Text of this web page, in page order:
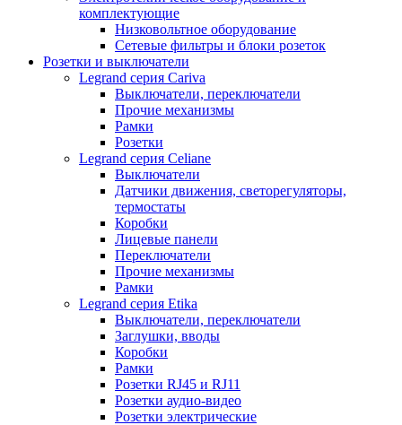
комплектующие
Низковольтное оборудование
Сетевые фильтры и блоки розеток
Розетки и выключатели
Legrand серия Cariva
Выключатели, переключатели
Прочие механизмы
Рамки
Розетки
Legrand серия Celiane
Выключатели
Датчики движения, светорегуляторы,
термостаты
Коробки
Лицевые панели
Переключатели
Прочие механизмы
Рамки
Legrand серия Etika
Выключатели, переключатели
Заглушки, вводы
Коробки
Рамки
Розетки RJ45 и RJ11
Розетки аудио-видео
Розетки электрические